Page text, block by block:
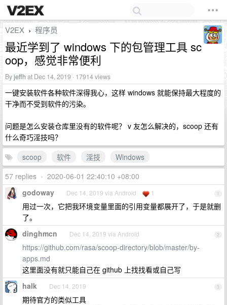
V2EX › 程序员
最近学到了 windows 下的包管理工具 sc
oop，感觉非常便利
Byjeffh at Dec 14, 2019 · 17914 views
一键安装软件各种软件深得我心，这样 windows 就能保持最大程度的
干净而不受到软件的污染。
问题是怎么安装仓库里没有的软件呢？ v 友怎么解决的，scoop 还有
什么奇巧淫技吗？
scoop
软件 淫技
Windows
57 replies • 2020-06-01 22:40:10 +08:00
1
godoway Dec 14, 2019 via Android 1
用过一次，它把我环境变量里面的引用变量都展开了，于是就删
了。
2
dinghmcn Dec 14, 2019 via Android
https://github.com/rasa/scoop-directory/blob/master/by-
apps.md
这里面没有就只能自己在 github 上找找看或自己写
3
halk Dec 14, 2019
期待官方的类似工具